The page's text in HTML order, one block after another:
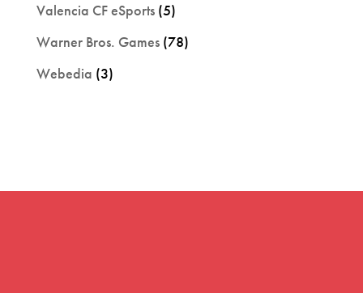
Valencia CF eSports(5)
Warner Bros. Games(78)
Webedia (3)